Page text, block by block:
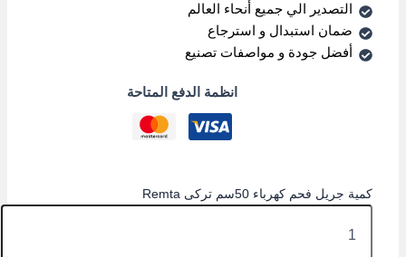
التصدير الي جميع أنحاء العالم
ضمان استبدال و استرجاع
أفضل جودة و مواصفات تصنيع
انظمة الدفع المتاحة
كمية جريل فحم كهرباء 50سم تركى Remta